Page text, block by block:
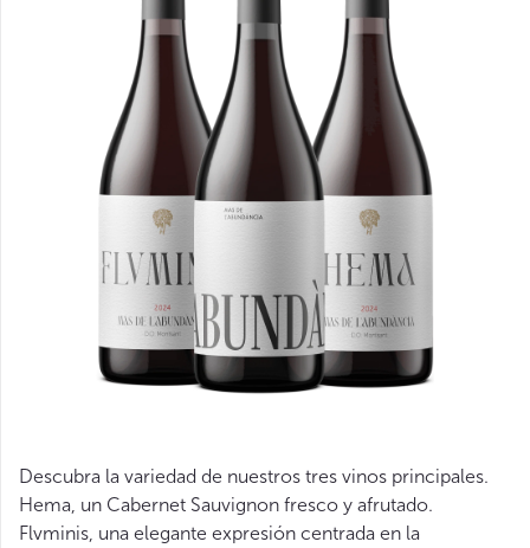
Descubra la variedad de nuestros tres vinos principales.
Hema, un Cabernet Sauvignon fresco y afrutado.
Flvminis, una elegante expresión centrada en la